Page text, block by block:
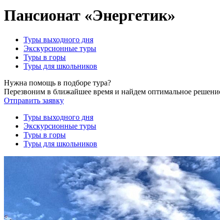
Пансионат «Энергетик»
Туры выходного дня
Экскурсионные туры
Туры в горы
Туры для школьников
Нужна помощь в подборе тура?
Перезвоним в ближайшее время и найдем оптимальное
Отправить заявку
Туры выходного дня
Экскурсионные туры
Туры в горы
Туры для школьников